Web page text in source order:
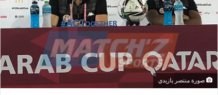
صورة منتصر يازيدي